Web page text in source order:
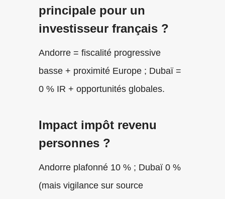
principale pour un
investisseur français ?
Andorre = fiscalité progressive
basse + proximité Europe ; Dubaï =
0 % IR + opportunités globales.
Impact impôt revenu
personnes ?
Andorre plafonné 10 % ; Dubaï 0 %
(mais vigilance sur source